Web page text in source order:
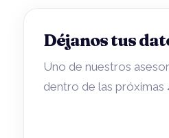
Déjanos tus
Uno de nuestros
dentro de las próximas